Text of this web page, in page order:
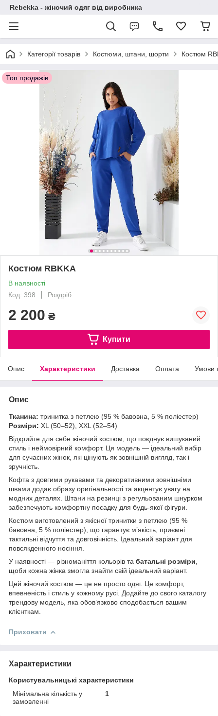
Rebekka - жіночий одяг від виробника
Категорії товарів Костюми, штани, шорти Костюм
Топ продажів
Костюм RBKKA
В наявності
Код: 398
Роздріб
2 200 ₴
Купити
Опис Характеристики Доставка Оплата Умови
Опис
Тканина: тринитка з петлею (95 % бавовна, 5 % поліестер)
Розміри: XL (50–52), XXL (52–54)
Відкрийте для себе жіночий костюм, що поєднує вишуканий
стиль і неймовірний комфорт. Ця модель — ідеальний вибір
для сучасних жінок, які цінують як зовнішній вигляд, так і
зручність.
Кофта з довгими рукавами та декоративними зовнішніми
швами додає образу оригінальності та акцентує увагу на
модних деталях. Штани на резинці з регульованим шнурком
забезпечують комфортну посадку для будь-якої фігури.
Костюм виготовлений з якісної тринитки з петлею (95 %
бавовна, 5 % поліестер), що гарантує м’якість, приємні
тактильні відчуття та довговічність. Ідеальний варіант для
повсякденного носіння.
У наявності — різноманіття кольорів та батальні розміри
щоби кожна жінка змогла знайти свій ідеальний варіант.
Цей жіночий костюм — це не просто одяг. Це комфорт,
впевненість і стиль у кожному русі. Додайте до свого каталогу
трендову модель, яка обов’язково сподобається вашим
клієнткам.
Приховати
Характеристики
Користувальницькі характеристики
Мінімальна кількість у
замовленні
1